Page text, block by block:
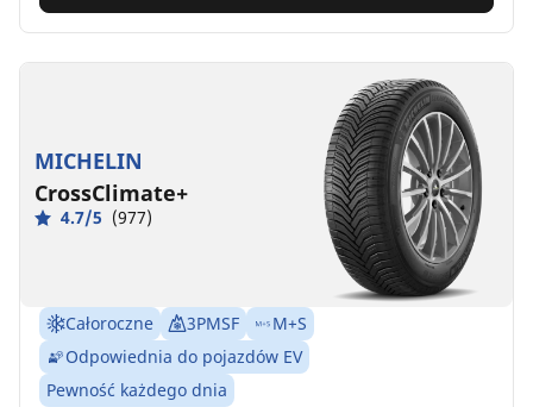
MICHELIN
CrossClimate+
4.7/5 (977)
Całoroczne 3PMSF
M+S
Odpowiednia do pojazdów EV
Pewność każdego dnia